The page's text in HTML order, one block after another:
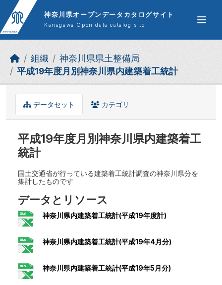
Skip to main content
神奈川県オープンデータカタログサイト
Kanagawa Open data catalog site
組織
神奈川県県土整備局
平成19年度月別神奈川県内建築着工統計
データセット カテゴリ
平成19年度月別神奈川県内建築着工
統計
国土交通省が行っている建築着工統計調査の神奈川県分を
集計したものです
データとリソース
神奈川県内建築着工統計(平成19年度計)
神奈川県内建築着工統計(平成19年4月分)
神奈川県内建築着工統計(平成19年5月分)